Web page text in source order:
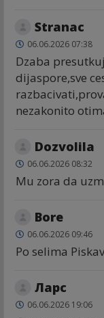
Stranac
06.06.2026 07:38
Dzaba
dijaspore,sve
nezakonito
Dozvolila
06.06.2026 08:32
Mu zora da
Bore
06.06.2026 09:46
Po selima
Ларс
06.06.2026 19:06